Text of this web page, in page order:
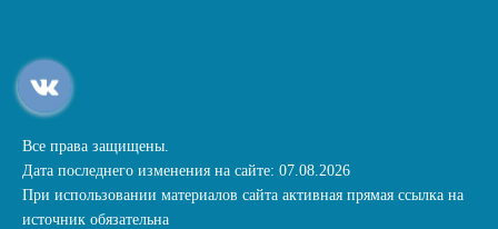
Все права защищены.
Дата последнего изменения на сайте: 07.08.2026
При использовании материалов сайта активная прямая ссылка на
источник обязательна